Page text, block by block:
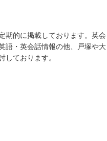
期的に掲載しております。英会
語・英会話情報の他、戸塚や大
ております。